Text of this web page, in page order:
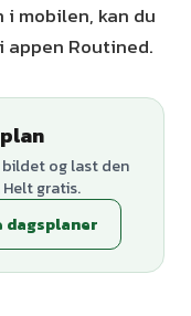
mobilen, kan du
Routined.
og last den
gratis.
dagsplaner